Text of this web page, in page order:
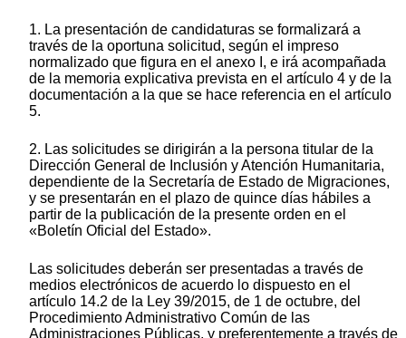
1. La presentación de candidaturas se formalizará a
través de la oportuna solicitud, según el impreso
normalizado que figura en el anexo I, e irá acompañada
de la memoria explicativa prevista en el artículo 4 y de la
documentación a la que se hace referencia en el artículo
5.
2. Las solicitudes se dirigirán a la persona titular de la
Dirección General de Inclusión y Atención Humanitaria,
dependiente de la Secretaría de Estado de Migraciones,
y se presentarán en el plazo de quince días hábiles a
partir de la publicación de la presente orden en el
«Boletín Oficial del Estado».
Las solicitudes deberán ser presentadas a través de
medios electrónicos de acuerdo lo dispuesto en el
artículo 14.2 de la Ley 39/2015, de 1 de octubre, del
Procedimiento Administrativo Común de las
Administraciones Públicas, y preferentemente a través de